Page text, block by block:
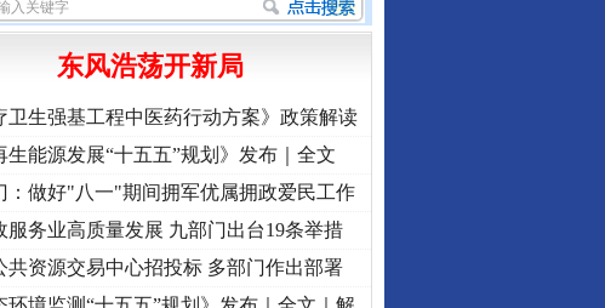
东风浩荡开新局
卫生强基工程中医药行动方案》政策解读
生能源发展“十五五”规划》发布｜全文
：做好"八一"期间拥军优属拥政爱民工作
服务业高质量发展 九部门出台19条举措
共资源交易中心招投标 多部门作出部署